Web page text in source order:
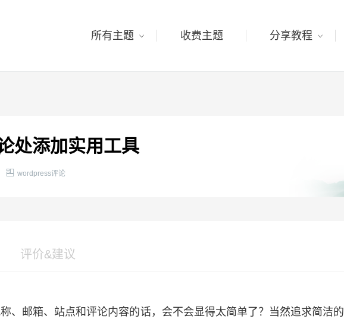
所有主题 收费主题 分享教程
处添加实用工具
 wordpress评论
评价&建议
、邮箱、站点和评论内容的话，会不会显得太简单了？当然追求简洁